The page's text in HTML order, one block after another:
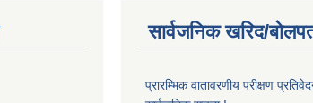
सार्वजनिक खरिद/
प्रारम्भिक वातावरणीय परीक्षण